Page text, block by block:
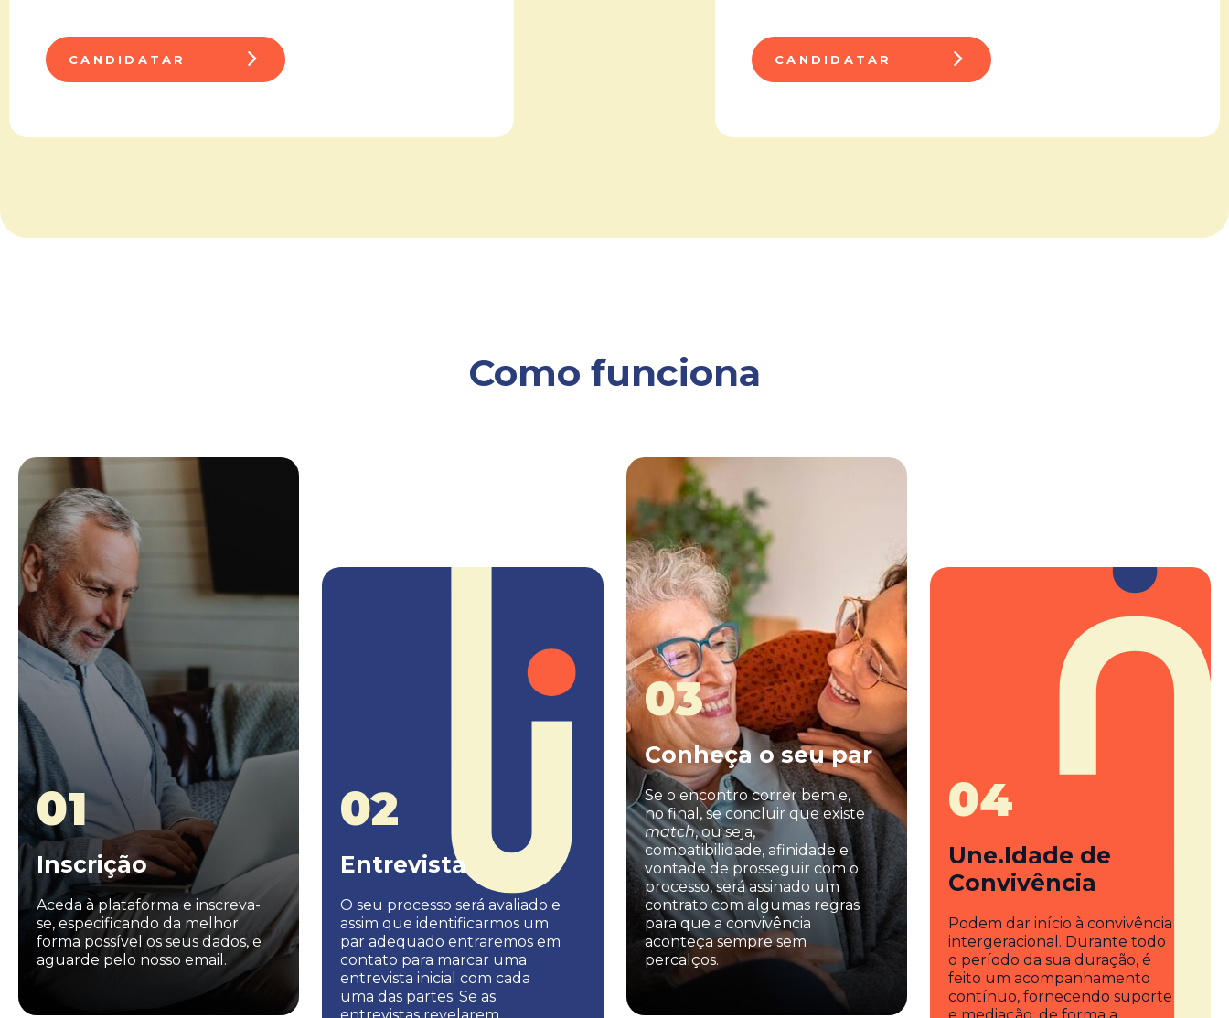
CANDIDATAR CANDIDATAR
Como funciona
01
Inscrição
Aceda à plataforma e inscreva-
se, especificando da melhor
forma possível os seus dados, e
aguarde pelo nosso email.
02
Entrevista
O seu processo será avaliado e
assim que identificarmos um
par adequado entraremos em
contato para marcar uma
entrevista inicial com cada
uma das partes. Se as
03
Conheça o seu par
Se o encontro correr bem e,
no final, se concluir que existe
match, ou seja,
compatibilidade, afinidade e
vontade de prosseguir com o
processo, será assinado um
contrato com algumas regras
para que a convivência
aconteça sempre sem
percalços.
04
Une.Idade de
Convivência
Podem dar início à convivência
intergeracional. Durante todo
o período da sua duração, é
feito um acompanhamento
contínuo, fornecendo suporte